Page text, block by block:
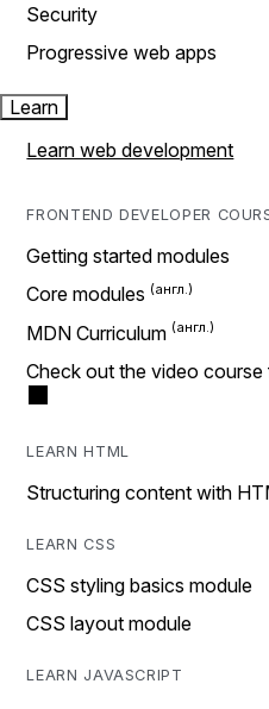
Security
Progressive web apps
Learn
Learn web development
FRONTEND DEVELOPER
Getting started modules
Core modules
MDN Curriculum
Check out the video
LEARN HTML
Structuring content with
LEARN CSS
CSS styling basics module
CSS layout module
LEARN JAVASCRIPT